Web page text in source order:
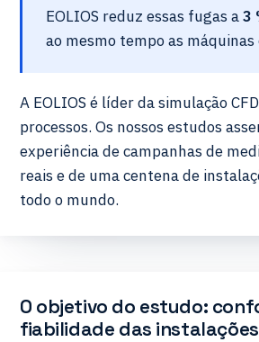
EOLIOS reduz essas fugas a3
ao mesmo tempo as máquinas
A EOLIOS é líder da simulação
processos. Os nossos estudos
experiência de campanhas de
reais e de uma centena de
todo o mundo.
O objetivo do estudo:
fiabilidade das instalações